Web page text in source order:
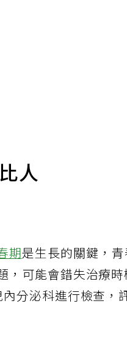
人
期是生長的關鍵，
，可能會錯失治療
分泌科進行檢查，